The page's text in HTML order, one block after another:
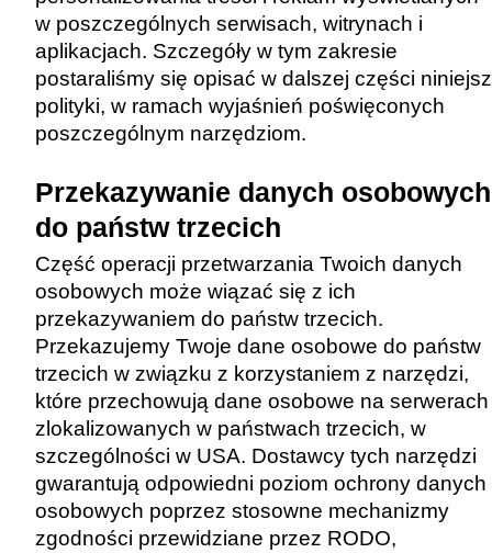
w poszczególnych serwisach, witrynach i
aplikacjach. Szczegóły w tym zakresie
postaraliśmy się opisać w dalszej części
polityki, w ramach wyjaśnień poświęconych
poszczególnym narzędziom.
Przekazywanie danych osobowych
do państw trzecich
Część operacji przetwarzania Twoich danych
osobowych może wiązać się z ich
przekazywaniem do państw trzecich.
Przekazujemy Twoje dane osobowe do państw
trzecich w związku z korzystaniem z narzędzi,
które przechowują dane osobowe na serwerach
zlokalizowanych w państwach trzecich, w
szczególności w USA. Dostawcy tych narzędzi
gwarantują odpowiedni poziom ochrony danych
osobowych poprzez stosowne mechanizmy
zgodności przewidziane przez RODO,